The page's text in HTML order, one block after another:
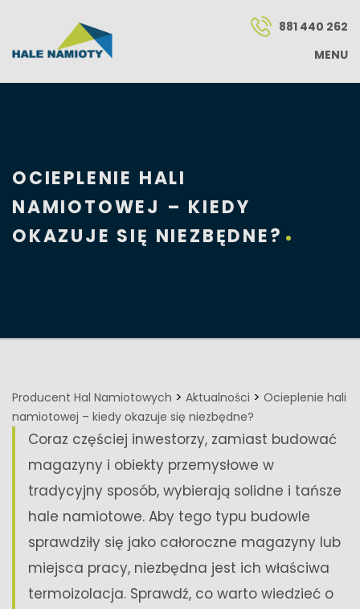
881 440 262
MENU
OCIEPLENIE HALI
NAMIOTOWEJ – KIEDY
OKAZUJE SIĘ NIEZBĘDNE?
Producent Hal Namiotowych > Aktualności > Ocieplenie hali
namiotowej – kiedy okazuje się niezbędne?
Coraz częściej inwestorzy, zamiast budować
magazyny i obiekty przemysłowe w
tradycyjny sposób, wybierają solidne i tańsze
hale namiotowe. Aby tego typu budowle
sprawdziły się jako całoroczne magazyny lub
miejsca pracy, niezbędna jest ich właściwa
termoizolacja. Sprawdź, co warto wiedzieć o